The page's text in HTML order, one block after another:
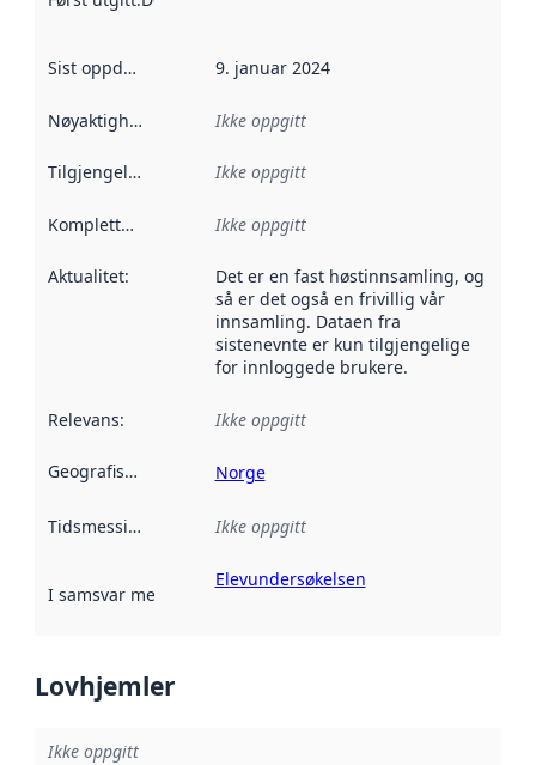
Sist oppdatert 9. januar 2024
Nøyaktighet Ikke oppgitt
Tilgjengelighet Ikke oppgitt
Kompletthet Ikke oppgitt
Aktualitet:
Det er en fast høstinnsamling, og
så er det også en frivillig vår
innsamling. Dataen fra
sistenevnte er kun tilgjengelige
for innloggede brukere.
Relevans: Ikke oppgitt
Geografisk avgrensning :
Norge
Tidsmessig avgrensning :
Ikke oppgitt
I samsvar med Referanse til en implementasjonsregel
Elevundersøkelsen
Lovhjemler
Ikke oppgitt